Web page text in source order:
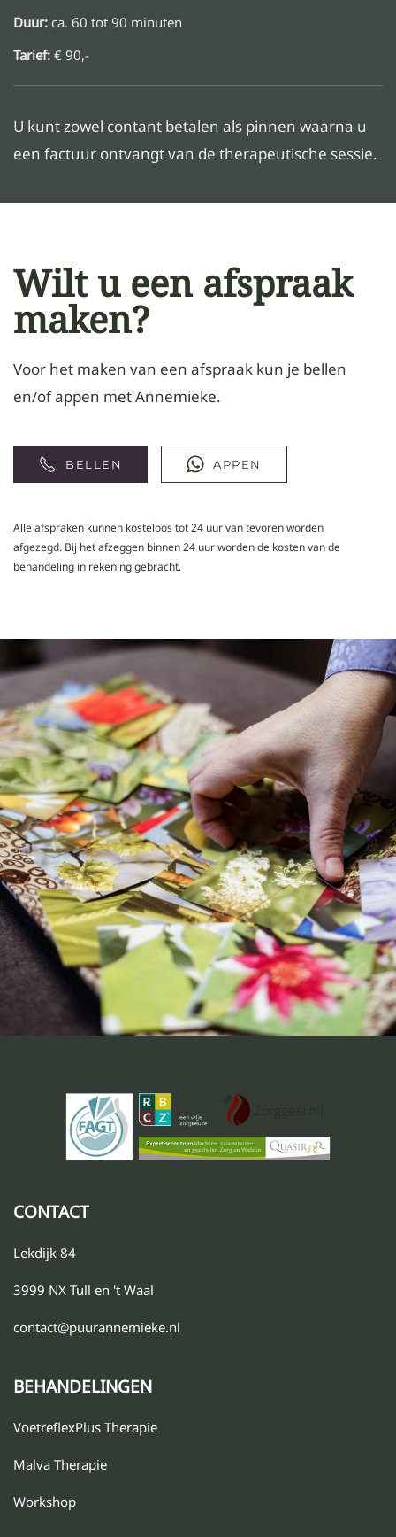
Duur: ca. 60 tot 90 minuten
Tarief: € 90,-
U kunt zowel contant betalen als pinnen waarna u
een factuur ontvangt van de therapeutische sessie.
Wilt u een afspraak
maken?
Voor het maken van een afspraak kun je bellen
en/of appen met Annemieke.
BELLEN APPEN
Alle afspraken kunnen kosteloos tot 24 uur van tevoren worden
afgezegd. Bij het afzeggen binnen 24 uur worden de kosten van de
behandeling in rekening gebracht.
CONTACT
Lekdijk 84
3999 NX Tull en 't Waal
contact@puurannemieke.nl
BEHANDELINGEN
VoetreflexPlus Therapie
Malva Therapie
Workshop